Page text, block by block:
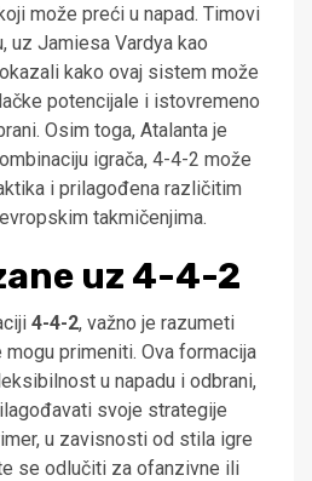
može preći u napad. Timovi
uz Jamiesa Vardya kao
kako ovaj sistem može
potencijale i istovremeno
Osim toga, Atalanta je
igrača, 4-4-2 može
i prilagođena različitim
takmičenjima.
uz 4-4-2
4-4-2, važno je razumeti
primeniti. Ova formacija
u napadu i odbrani,
svoje strategije
u zavisnosti od stila igre
se odlučiti za ofanzivne ili